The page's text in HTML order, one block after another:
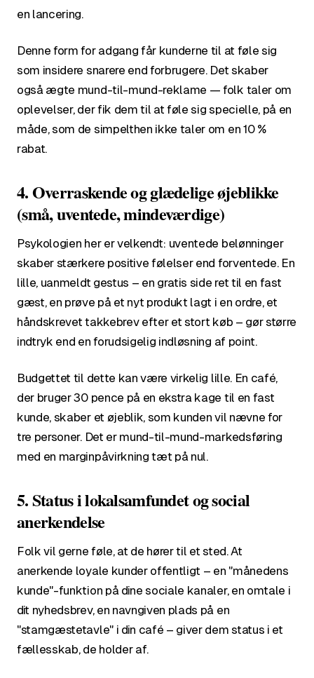
en lancering.
Denne form for adgang får kunderne til at føle sig
som insidere snarere end forbrugere. Det skaber
også ægte mund-til-mund-reklame — folk taler om
oplevelser, der fik dem til at føle sig specielle, på en
måde, som de simpelthen ikke taler om en 10 %
rabat.
4. Overraskende og glædelige øjeblikke
(små, uventede, mindeværdige)
Psykologien her er velkendt: uventede belønninger
skaber stærkere positive følelser end forventede. En
lille, uanmeldt gestus – en gratis side ret til en fast
gæst, en prøve på et nyt produkt lagt i en ordre, et
håndskrevet takkebrev efter et stort køb – gør større
indtryk end en forudsigelig indløsning af point.
Budgettet til dette kan være virkelig lille. En café,
der bruger 30 pence på en ekstra kage til en fast
kunde, skaber et øjeblik, som kunden vil nævne for
tre personer. Det er mund-til-mund-markedsføring
med en marginpåvirkning tæt på nul.
5. Status i lokalsamfundet og social
anerkendelse
Folk vil gerne føle, at de hører til et sted. At
anerkende loyale kunder offentligt – en "månedens
kunde"-funktion på dine sociale kanaler, en omtale i
dit nyhedsbrev, en navngiven plads på en
"stamgæstetavle" i din café – giver dem status i et
fællesskab, de holder af.